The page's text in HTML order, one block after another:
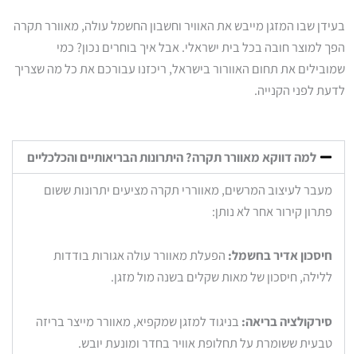
בעידן שבו המזגן מייבש את האוויר וחשבון החשמל עולה, מאוורר תקרה
הפך למוצר חובה בכל בית ישראלי. אבל איך בוחרים נכון? כמי
שמובילים את תחום האוורור בישראל, ריכזנו עבורכם את כל מה שצריך
לדעת לפני הקנייה.
למה דווקא מאוורר תקרה? היתרונות הבריאותיים והכלכליים
מעבר לעיצוב המרשים, מאווררי תקרה מציעים יתרונות ששום
פתרון קירור אחר לא נותן:
חיסכון אדיר בחשמל: הפעלת מאוורר עולה אגורות בודדות
ללילה, חיסכון של מאות שקלים בשנה מול מזגן.
סירקולציה בריאה: בניגוד למזגן שמקפיא, מאוורר מייצר בריזה
טבעית ששומרת על תחלופת אוויר בחדר ומונעת יובש.